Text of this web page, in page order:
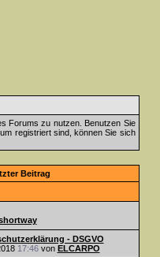
Forums zu nutzen. Benutzen Sie
registriert sind, können Sie sich
Beitrag
- DSGVO
17:46von ELCARPO